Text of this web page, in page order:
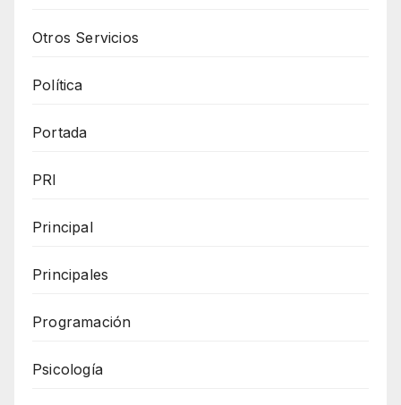
Otros Servicios
Política
Portada
PRI
Principal
Principales
Programación
Psicología